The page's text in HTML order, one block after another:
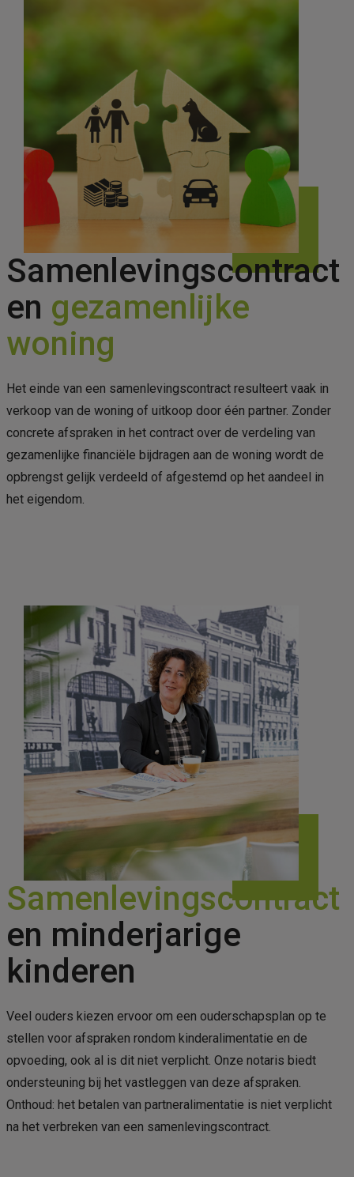
Samenlevingscontract
en gezamenlijke
woning
Het einde van een samenlevingscontract resulteert vaak in
verkoop van de woning of uitkoop door één partner. Zonder
concrete afspraken in het contract over de verdeling van
gezamenlijke financiële bijdragen aan de woning wordt de
opbrengst gelijk verdeeld of afgestemd op het aandeel in
het eigendom.
Samenlevingscontract
en minderjarige
kinderen
Veel ouders kiezen ervoor om een ouderschapsplan op te
stellen voor afspraken rondom kinderalimentatie en de
opvoeding, ook al is dit niet verplicht. Onze notaris biedt
ondersteuning bij het vastleggen van deze afspraken.
Onthoud: het betalen van partneralimentatie is niet verplicht
na het verbreken van een samenlevingscontract.